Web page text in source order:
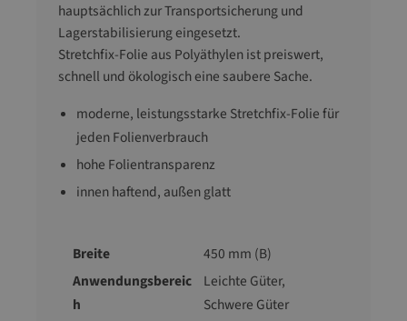
hauptsächlich zur Transportsicherung und
Lagerstabilisierung eingesetzt.
Stretchfix-Folie aus Polyäthylen ist preiswert,
schnell und ökologisch eine saubere Sache.
moderne, leistungsstarke Stretchfix-Folie für
jeden Folienverbrauch
hohe Folientransparenz
innen haftend, außen glatt
Breite
450 mm (B)
Anwendungsbereic
h
Leichte Güter,
Schwere Güter